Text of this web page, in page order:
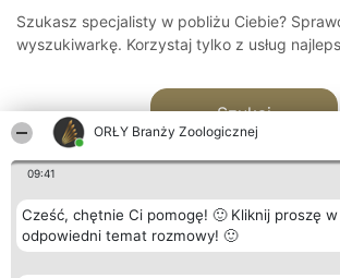
ORŁY Branży Zoologicznej
09:41
Cześć, chętnie Ci pomogę! 🙂 Kliknij proszę w
odpowiedni temat rozmowy! 🙂
Szukasz specjalisty w pobliżu Ciebie?
wyszukiwarkę. Korzystaj tylko z usług
Szukaj
Organizator plebiscytu Plebiscyt